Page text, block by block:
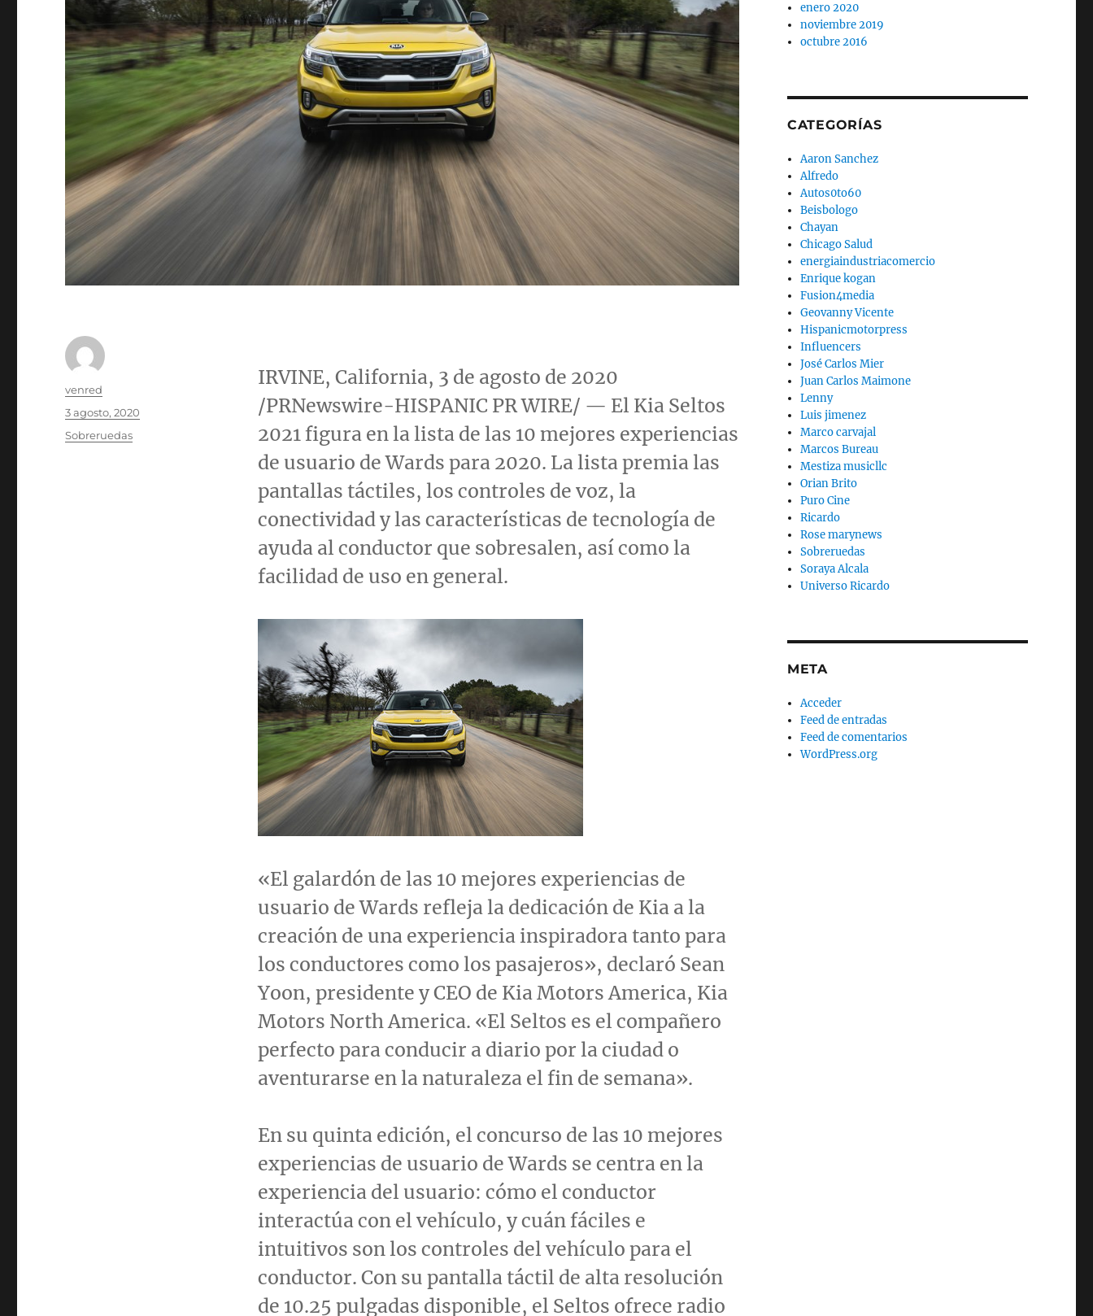
IRVINE, California, 3 de agosto de 2020
/PRNewswire-HISPANIC PR WIRE/ — El Kia Seltos
2021 figura en la lista de las 10 mejores experiencias
de usuario de Wards para 2020. La lista premia las
pantallas táctiles, los controles de voz, la
conectividad y las características de tecnología de
ayuda al conductor que sobresalen, así como la
facilidad de uso en general.
«El galardón de las 10 mejores experiencias de
usuario de Wards refleja la dedicación de Kia a la
creación de una experiencia inspiradora tanto para
los conductores como los pasajeros», declaró Sean
Yoon, presidente y CEO de Kia Motors America, Kia
Motors North America. «El Seltos es el compañero
perfecto para conducir a diario por la ciudad o
aventurarse en la naturaleza el fin de semana».
En su quinta edición, el concurso de las 10 mejores
experiencias de usuario de Wards se centra en la
experiencia del usuario: cómo el conductor
interactúa con el vehículo, y cuán fáciles e
intuitivos son los controles del vehículo para el
conductor. Con su pantalla táctil de alta resolución
de 10.25 pulgadas disponible, el Seltos ofrece radio
Autor
venred
Publicado
3 agosto, 2020
Categorías
Sobreruedas
enero 2020
noviembre 2019
octubre 2016
CATEGORÍAS
Aaron Sanchez
Alfredo
Autos0to60
Beisbologo
Chayan
Chicago Salud
energiaindustriacomercio
Enrique kogan
Fusion4media
Geovanny Vicente
Hispanicmotorpress
Influencers
José Carlos Mier
Juan Carlos Maimone
Lenny
Luis jimenez
Marco carvajal
Marcos Bureau
Mestiza musicllc
Orian Brito
Puro Cine
Ricardo
Rose marynews
Sobreruedas
Soraya Alcala
Universo Ricardo
META
Acceder
Feed de entradas
Feed de comentarios
WordPress.org